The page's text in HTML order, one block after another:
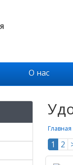
О нас
Главная
1 2